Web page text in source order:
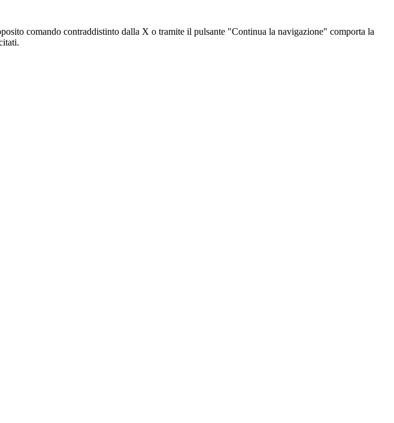
comando contraddistinto dalla X o tramite il pulsante "Continua la navigazione" comporta la